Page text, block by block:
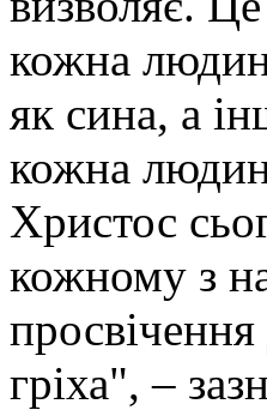
кожна
як сина, а
кожна
Христос
кожному з
гріха", –